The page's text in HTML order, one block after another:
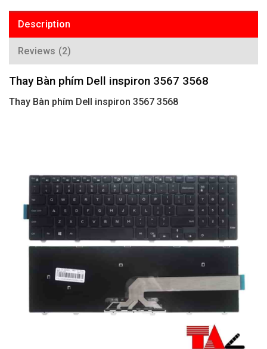
Description
Reviews (2)
Thay Bàn phím Dell inspiron 3567 3568
Thay Bàn phím Dell inspiron 3567 3568